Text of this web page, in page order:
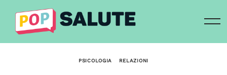
content
PSICOLOGIA RELAZIONI